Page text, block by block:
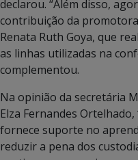
declarou. “Além disso,
contribuição da
Renata Ruth Goya, que
as linhas utilizadas na
complementou.
Na opinião da secretária
Elza Fernandes
fornece suporte no
reduzir a pena dos